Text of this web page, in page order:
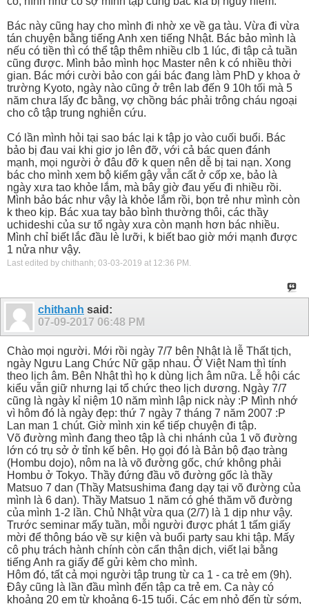
Bác này cũng hay cho mình đi nhờ xe về ga tàu. Vừa đi vừa
tán chuyện bằng tiếng Anh xen tiếng Nhật. Bác bảo mình là
nếu có tiền thì có thể tập thêm nhiều clb 1 lúc, đi tập cả tuần
cũng được. Mình bảo mình học Master nên k có nhiều thời
gian. Bác mới cười bảo con gái bác đang làm PhD y khoa ở
trường Kyoto, ngày nào cũng ở trên lab đến 9 10h tối mà 5
năm chưa lấy đc bằng, vợ chồng bác phải trông cháu ngoại
cho cô tập trung nghiên cứu.
Có lần mình hỏi tại sao bác lại k tập jo vào cuối buổi. Bác
bảo bị đau vai khi giơ jo lên đỡ, với cả bác quen đánh
mạnh, mọi người ở đâu đỡ k quen nên dễ bị tai nạn. Xong
bác cho mình xem bộ kiếm gậy vẫn cất ở cốp xe, bảo là
ngày xưa tao khỏe lắm, mà bây giờ đau yếu đi nhiều rồi.
Mình bảo bác như vậy là khỏe lắm rồi, bọn trẻ như mình còn
k theo kịp. Bác xua tay bảo bình thường thôi, các thầy
uchideshi của sư tổ ngày xưa còn mạnh hơn bác nhiều.
Mình chỉ biết lắc đầu lè lưỡi, k biết bao giờ mới mạnh được
1 nửa như vậy.
Last edited by chithanh; 03-03-2019 at 12:36 PM .
chithanh said:
07-09-2017 06:48 PM
Chào mọi người. Mới rồi ngày 7/7 bên Nhật là lễ Thất tịch,
ngày Ngưu Lang Chức Nữ gặp nhau. Ở Việt Nam thì tính
theo lịch âm. Bên Nhật thì họ k dùng lịch âm nữa. Lễ hội các
kiểu vẫn giữ nhưng lại tổ chức theo lịch dương. Ngày 7/7
cũng là ngày kỉ niệm 10 năm mình lập nick này :P Mình nhớ
vì hôm đó là ngày đẹp: thứ 7 ngày 7 tháng 7 năm 2007 :P
Lan man 1 chút. Giờ mình xin kể tiếp chuyện đi tập.
Võ đường mình đang theo tập là chi nhánh của 1 võ đường
lớn có trụ sở ở tỉnh kế bên. Họ gọi đó là Bản bộ đạo tràng
(Hombu dojo), nôm na là võ đường gốc, chứ không phải
Hombu ở Tokyo. Thầy đứng đầu võ đường gốc là thầy
Matsuo 7 dan (Thầy Matsushima đang dạy tại võ đường của
mình là 6 dan). Thầy Matsuo 1 năm có ghé thăm võ đường
của mình 1-2 lần. Chủ Nhật vừa qua (2/7) là 1 dịp như vậy.
Trước seminar mấy tuần, mỗi người được phát 1 tấm giấy
mời để thông báo về sự kiện và buổi party sau khi tập. Mấy
cô phụ trách hành chính còn cẩn thận dịch, viết lại bằng
tiếng Anh ra giấy để gửi kèm cho mình.
Hôm đó, tất cả mọi người tập trung từ ca 1 - ca trẻ em (9h).
Đây cũng là lần đầu mình đến tập ca trẻ em. Ca này có
khoảng 20 em từ khoảng 6-15 tuổi. Các em nhỏ đến từ sớm,